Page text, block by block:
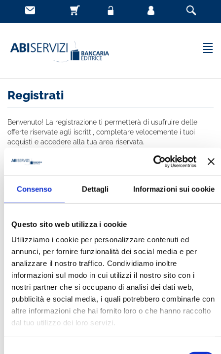
Consenso Dettagli Informazioni sui cookie
Questo sito web utilizza i cookie
Utilizziamo i cookie per personalizzare contenuti ed
annunci, per fornire funzionalità dei social media e per
analizzare il nostro traffico. Condividiamo inoltre
informazioni sul modo in cui utilizzi il nostro sito con i
nostri partner che si occupano di analisi dei dati web,
pubblicità e social media, i quali potrebbero combinarle con
altre informazioni che hai fornito loro o che hanno raccolto
dal tuo utilizzo dei loro servizi.
Registrati
Benvenuto! La registrazione ti permetterà di usufruire delle
offerte riservate agli iscritti, completare velocemente i tuoi
acquisti e accedere alla tua area riservata.
Tutti i campi indicati con * sono obbligatori
DATA DI NASCITA *
E-MAIL *